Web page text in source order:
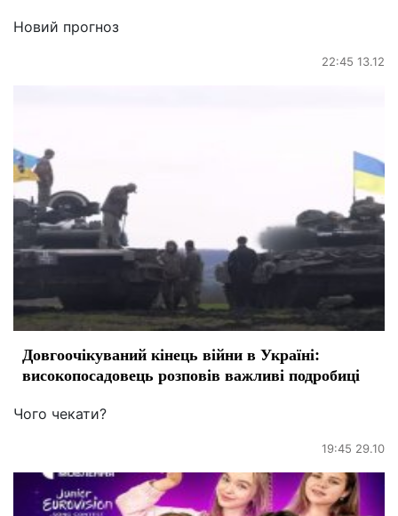
Новий прогноз
22:45 13.12
Довгоочікуваний кінець війни в Україні:
високопосадовець розповів важливі подробиці
Чого чекати?
19:45 29.10